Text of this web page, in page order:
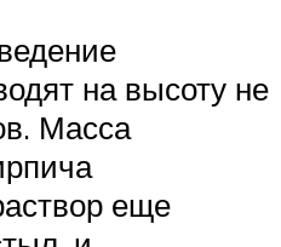
на высоту не
Масса
еще